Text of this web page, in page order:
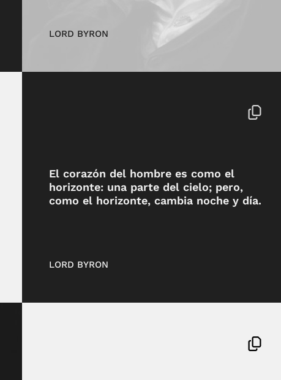
LORD BYRON
El corazón del hombre es como el
horizonte: una parte del cielo; pero,
como el horizonte, cambia noche y día.
LORD BYRON